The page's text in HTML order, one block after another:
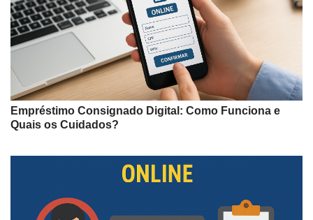
Empréstimo Consignado Digital: Como Funciona e
Quais os Cuidados?